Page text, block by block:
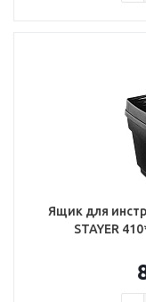
Ящик для
STAYER